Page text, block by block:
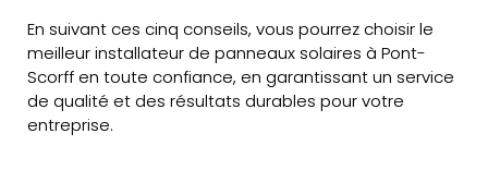
En suivant ces cinq conseils, vous pourrez choisir le
meilleur installateur de panneaux solaires à Pont-
Scorff en toute confiance, en garantissant un service
de qualité et des résultats durables pour votre
entreprise.